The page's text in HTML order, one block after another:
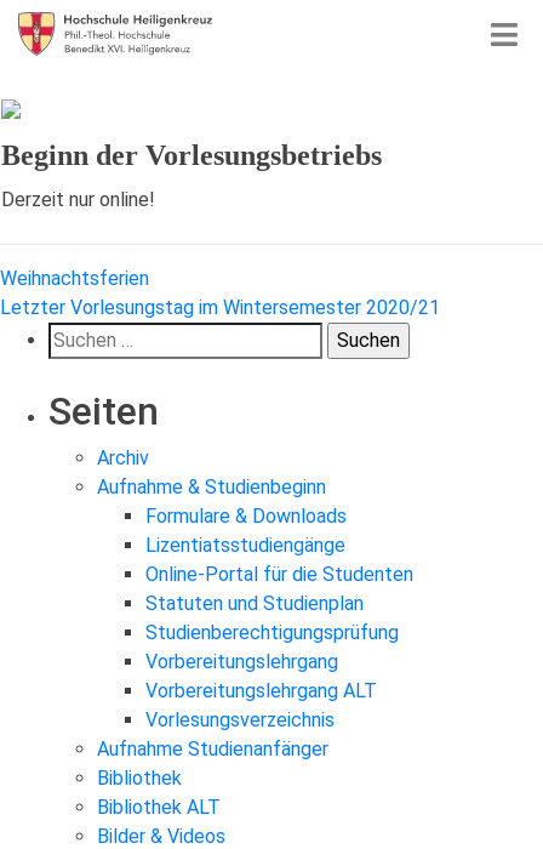
Beginn der Vorlesungsbetriebs
Derzeit nur online!
Beitragsnavigation
Weihnachtsferien
Letzter Vorlesungstag im Wintersemester 2020/21
Suchen
nach:
Seiten
Archiv
Aufnahme & Studienbeginn
Formulare & Downloads
Lizentiatsstudiengänge
Online-Portal für die Studenten
Statuten und Studienplan
Studienberechtigungsprüfung
Vorbereitungslehrgang
Vorbereitungslehrgang ALT
Vorlesungsverzeichnis
Aufnahme Studienanfänger
Bibliothek
Bibliothek ALT
Bilder & Videos